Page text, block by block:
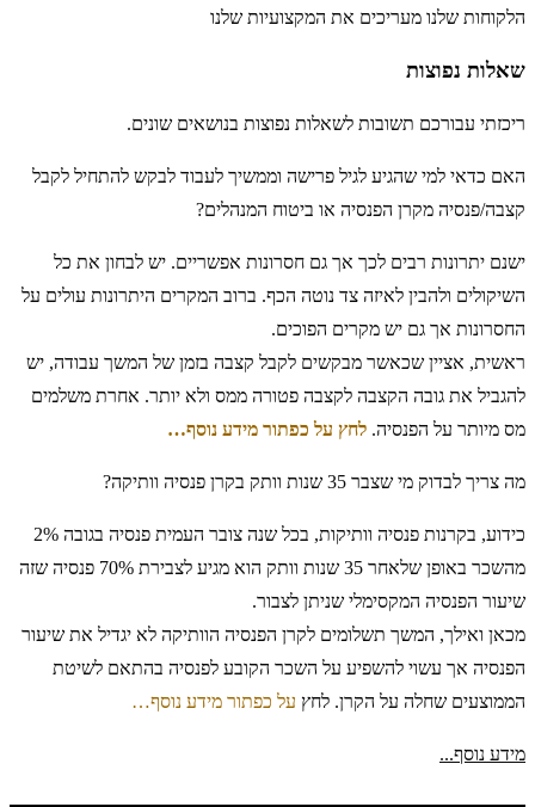
הלקוחות שלנו מעריכים את המקצועיות שלנו
שאלות נפוצות
ריכזתי עבורכם תשובות לשאלות נפוצות בנושאים שונים.
האם כדאי למי שהגיע לגיל פרישה וממשיך לעבוד לבקש להתחיל לקבל
קצבה/פנסיה מקרן הפנסיה או ביטוח המנהלים?
ישנם יתרונות רבים לכך אך גם חסרונות אפשריים. יש לבחון את כל
השיקולים ולהבין לאיזה צד נוטה הכף. ברוב המקרים היתרונות עולים על
החסרונות אך גם יש מקרים הפוכים.
ראשית, אציין שכאשר מבקשים לקבל קצבה בזמן של המשך עבודה, יש
להגביל את גובה הקצבה לקצבה פטורה ממס ולא יותר. אחרת משלמים
מס מיותר על הפנסיה. לחץ על כפתור מידע נוסף…
מה צריך לבדוק מי שצבר 35 שנות וותק בקרן פנסיה וותיקה?
כידוע, בקרנות פנסיה וותיקות, בכל שנה צובר העמית פנסיה בגובה 2%
מהשכר באופן שלאחר 35 שנות וותק הוא מגיע לצבירת 70% פנסיה שזה
שיעור הפנסיה המקסימלי שניתן לצבור.
מכאן ואילך, המשך תשלומים לקרן הפנסיה הוותיקה לא יגדיל את שיעור
הפנסיה אך עשוי להשפיע על השכר הקובע לפנסיה בהתאם לשיטת
הממוצעים שחלה על הקרן. לחץ על כפתור מידע נוסף…
מידע נוסף...